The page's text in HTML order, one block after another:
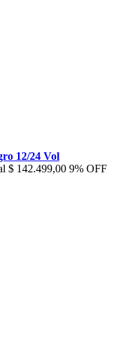
12/24 Vol
$ 142.499,00 9% OFF